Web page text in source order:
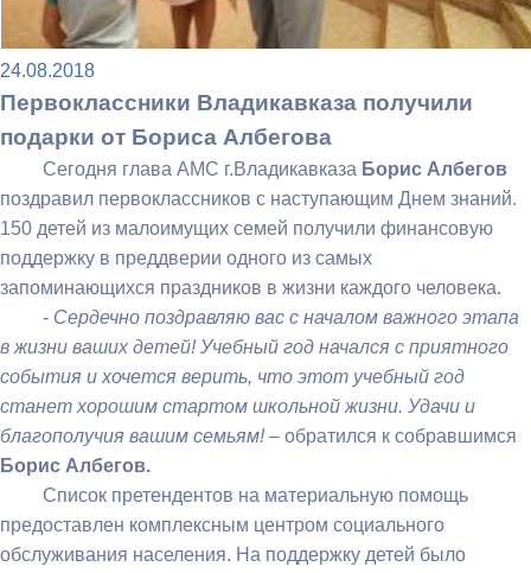
24.08.2018
Первоклассники Владикавказа получили
подарки от Бориса Албегова
Сегодня глава АМС г.Владикавказа Борис Албегов
поздравил первоклассников с наступающим Днем знаний.
150 детей из малоимущих семей получили финансовую
поддержку в преддверии одного из самых
запоминающихся праздников в жизни каждого человека.
- Сердечно поздравляю вас с началом важного этапа
в жизни ваших детей! Учебный год начался с приятного
события и хочется верить, что этот учебный год
станет хорошим стартом школьной жизни. Удачи и
благополучия вашим семьям! – обратился к собравшимся
Борис Албегов.
Список претендентов на материальную помощь
предоставлен комплексным центром социального
обслуживания населения. На поддержку детей было